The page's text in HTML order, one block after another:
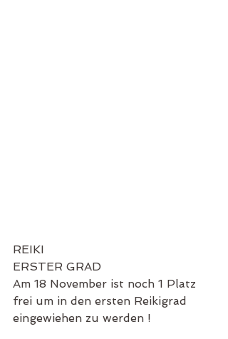
REIKI
ERSTER GRAD
Am 18 November ist noch 1 Platz
frei um in den ersten Reikigrad
eingewiehen zu werden !